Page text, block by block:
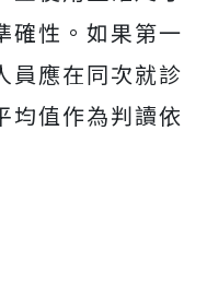
確性。如果第一
員應在同次就診
均值作為判讀依